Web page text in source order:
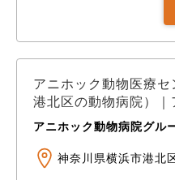
アニホック動物医療
港北区の動物病院）｜
アニホック動物病院グル
神奈川県横浜市港北